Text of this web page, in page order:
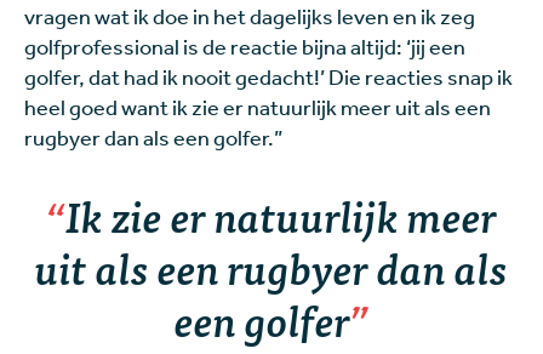
vragen wat ik doe in het dagelijks leven en ik zeg
golfprofessional is de reactie bijna altijd: ‘jij een
golfer, dat had ik nooit gedacht!’ Die reacties snap ik
heel goed want ik zie er natuurlijk meer uit als een
rugbyer dan als een golfer.”
Ik zie er natuurlijk meer
uit als een rugbyer dan als
een golfer